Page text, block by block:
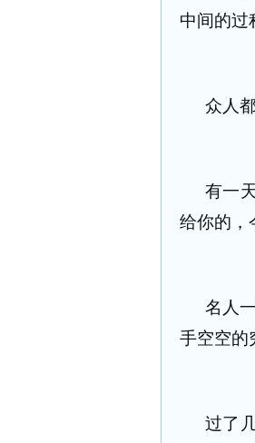
中间的过
众人
有一
给你的，
名人
手空空的
过了